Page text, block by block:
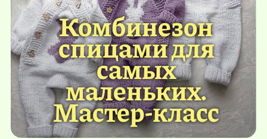
Комбинезон
спицами для
самых
маленьких.
Мастер-класс